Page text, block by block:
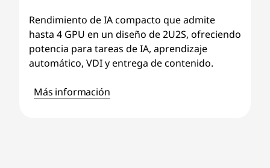
Rendimiento de IA compacto que admite
hasta 4 GPU en un diseño de 2U2S, ofreciendo
potencia para tareas de IA, aprendizaje
automático, VDI y entrega de contenido.
Más información